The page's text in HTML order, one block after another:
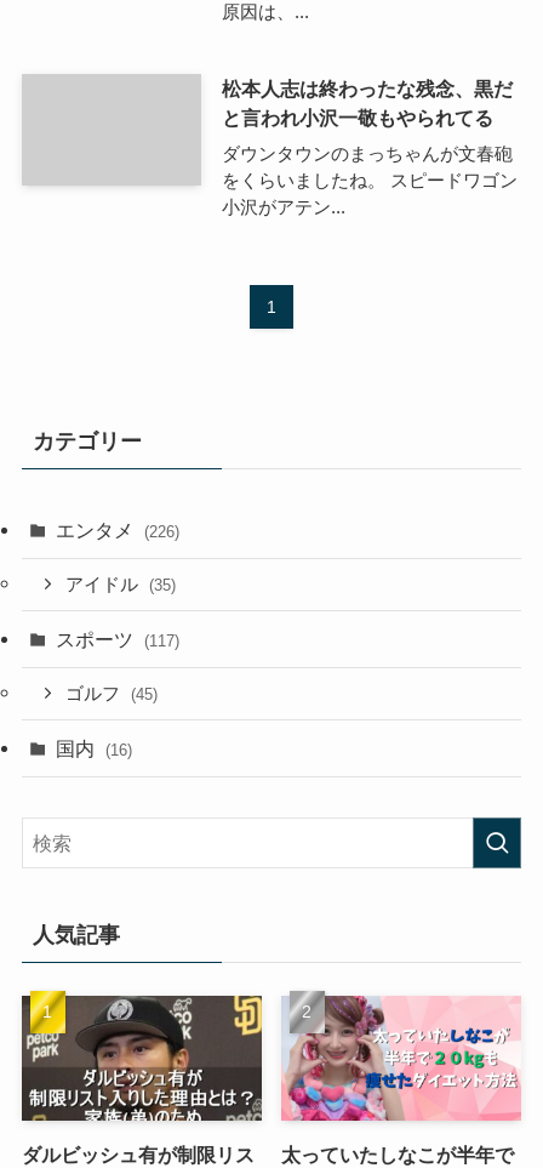
原因は、...
松本人志は終わったな残念、黒だ
と言われ小沢一敬もやられてる
ダウンタウンのまっちゃんが文春砲
をくらいましたね。 スピードワゴン
小沢がアテン...
1
カテゴリー
エンタメ (226)
アイドル (35)
スポーツ (117)
ゴルフ (45)
国内 (16)
人気記事
ダルビッシュ有が制限リス
太っていたしなこが半年で